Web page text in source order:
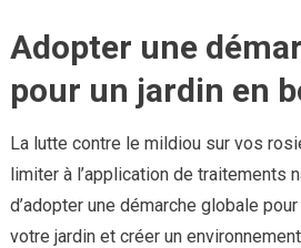
Adopter une
pour un jardin en
La lutte contre le mildiou sur vos
limiter à l’application de traitements
d’adopter une démarche globale
votre jardin et créer un